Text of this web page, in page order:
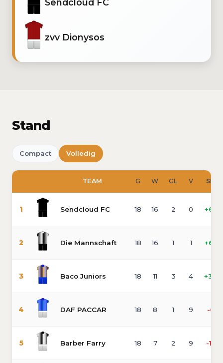
Sendcloud FC
zvv Dionysos
Stand
Compact Volledig
TEAM G W GL V SD
1 Sendcloud FC 18 16 2 0 +68
2 Die Mannschaft 18 16 1 1 +65
3 Baco Juniors 18 11 3 4 +34
4 DAF PACCAR 18 8 1 9 -6
5 Barber Farry 18 7 2 9 -17